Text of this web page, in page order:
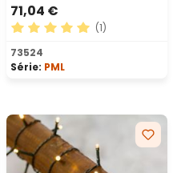
71,04 €
Note moyenne de 5 sur 5
(1)
73524
Série: PML